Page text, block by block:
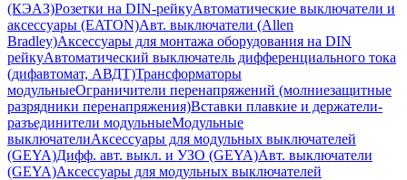
(КЭАЗ)Розетки на DIN-рейкуАвтоматические выключатели и
аксессуары (EATON)Авт. выключатели (Allen
Bradley)Аксессуары для монтажа оборудования на DIN
рейкуАвтоматический выключатель дифференциального тока
(дифавтомат, АВДТ)Трансформаторы
модульныеОграничители перенапряжений (молниезащитные
разрядники перенапряжения)Вставки плавкие и держатели-
разъединители модульныеМодульные
выключателиАксессуары для модульных выключателей
(GEYA)Дифф. авт. выкл. и УЗО (GEYA)Авт. выключатели
(GEYA)Аксессуары для модульных выключателей